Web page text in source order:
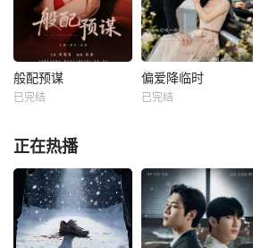
般配预谋
已完结
偏爱降临时
已完结
正在热播